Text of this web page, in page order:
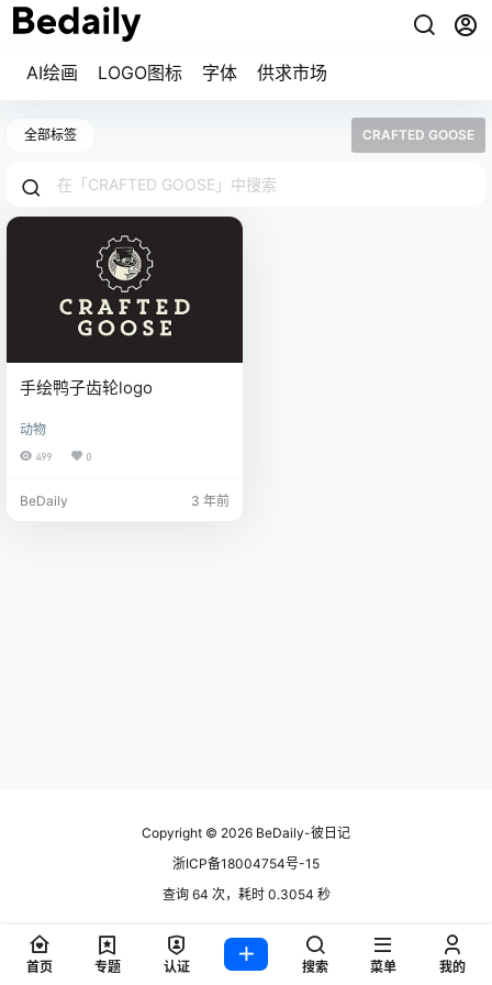
AI绘画 LOGO图标 字体 供求市场
全部标签 CRAFTED GOOSE
手绘鸭子齿轮logo
动物
499 0
BeDaily 3 年前
Copyright © 2026 BeDaily-彼日记
浙ICP备18004754号-15
查询 64 次，耗时 0.3054 秒
首页 专题 认证 搜索 菜单 我的